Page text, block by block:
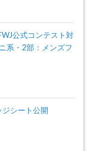
公式コンテスト対
系・2部：メンズフ
シート公開